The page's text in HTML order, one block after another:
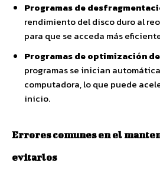
Programas de
rendimiento del disco duro al
para que se acceda más
Programas de optimización
programas se inician
computadora, lo que puede
inicio.
Errores comunes en el
evitarlos